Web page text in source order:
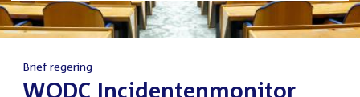
Brief regering
:WODC Incidentenmonitor